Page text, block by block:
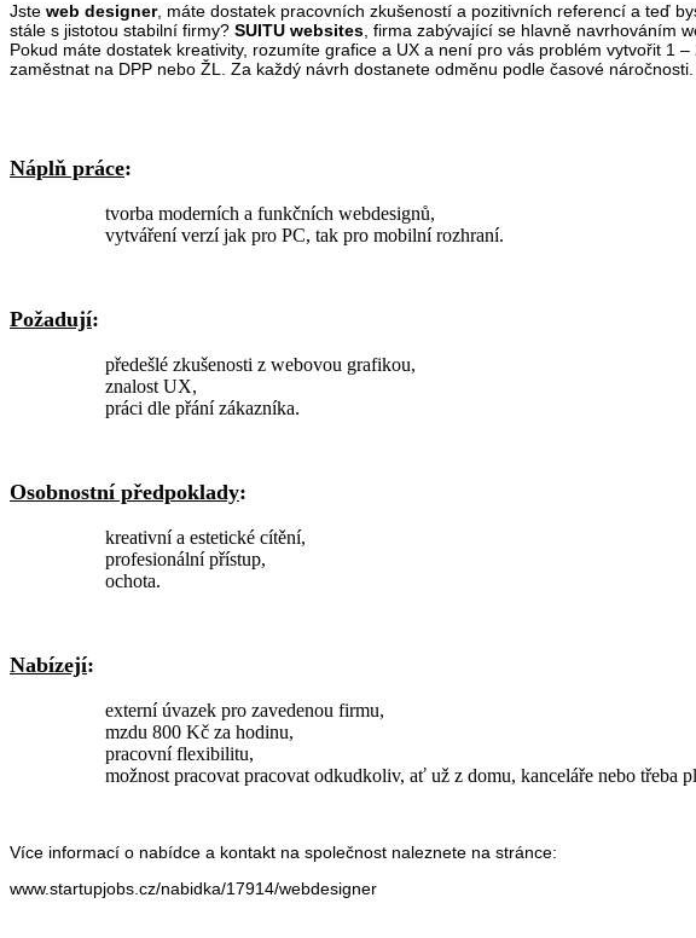
Jste web designer, máte dostatek pracovních zkušeností a pozitivních referencí a teď
stále s jistotou stabilní firmy? SUITU websites , firma zabývající se hlavně navrhováním
Pokud máte dostatek kreativity, rozumíte grafice a UX a není pro vás problém vytvořit 1
zaměstnat na DPP nebo ŽL. Za každý návrh dostanete odměnu podle časové náročnosti.
Náplň práce:
tvorba moderních a funkčních webdesignů,
vytváření verzí jak pro PC, tak pro mobilní rozhraní.
Požadují:
předešlé zkušenosti z webovou grafikou,
znalost UX,
práci dle přání zákazníka.
Osobnostní předpoklady:
kreativní a estetické cítění,
profesionální přístup,
ochota.
Nabízejí:
externí úvazek pro zavedenou firmu,
mzdu 800 Kč za hodinu,
pracovní flexibilitu,
možnost pracovat pracovat odkudkoliv, ať už z domu, kanceláře nebo třeba
Více informací o nabídce a kontakt na společnost naleznete na stránce:
www.startupjobs.cz/nabidka/17914/webdesigner